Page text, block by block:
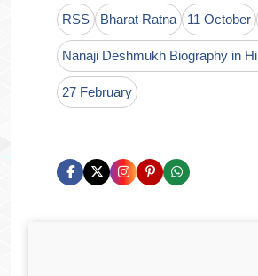
RSS Bharat Ratna 11 October
Nanaji Deshmukh Biography in
27 February